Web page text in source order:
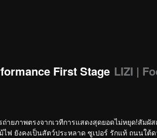
First Stage LIZI |
ถ่ายภาพตรงจากเวทีการแสดงสุดยอดไม่หยุด!สัม
ไฟ ยังคงเป็นสัตว์ประหลาด ซูเปอร์ รักแท้ ถนนใต้